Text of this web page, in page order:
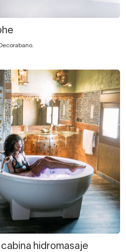
hidromasaje